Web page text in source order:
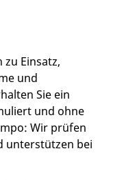
Einsatz,
und
Sie ein
und ohne
Wir prüfen
unterstützen bei